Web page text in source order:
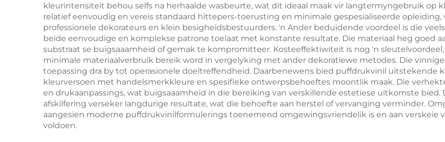
kleurintensiteit behou selfs na herhaalde wasbeurte, wat dit ideaal maak vir langtermyngebruik op
relatief eenvoudig en vereis standaard hittepers-toerusting en minimale gespesialiseerde
professionele dekorateurs en klein besigheidsbestuurders. 'n Ander beduidende voordeel is die
beide eenvoudige en komplekse patrone toelaat met konstante resultate. Die materiaal heg goed
substraat se buigsaaamheid of gemak te kompromitteer. Kosteeffektiwiteit is nog 'n
minimale materiaalverbruik bereik word in vergelyking met ander dekoratiewe metodes. Die
toepassing dra by tot operasionele doeltreffendheid. Daarbenewens bied puffdrukvinil uitstekende
kleurversoen met handelsmerkkleure en spesifieke ontwerpsbehoeftes moontlik maak. Die
en drukaanpassings, wat buigsaaamheid in die bereiking van verskillende estetiese uitkomste bied.
afskilfering verseker langdurige resultate, wat die behoefte aan herstel of vervanging verminder.
aangesien moderne puffdrukvinilformulerings toenemend omgewingsvriendelik is en aan verskeie
voldoen.